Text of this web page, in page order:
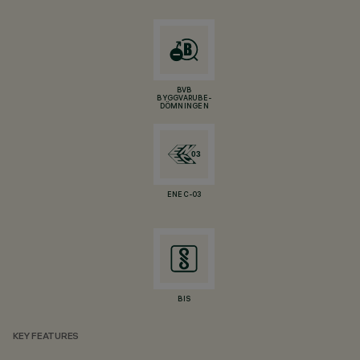
BVB
BYGGVARUBE-
DÖMNINGEN
ENEC-03
BIS
KEY FEATURES